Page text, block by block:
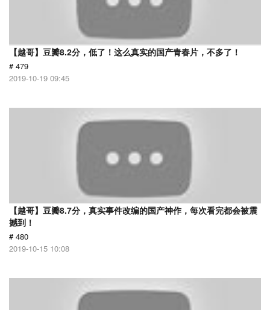
【越哥】豆瓣8.2分，低了！这么真实的国产青春片，不多了！
# 479
2019-10-19 09:45
【越哥】豆瓣8.7分，真实事件改编的国产神作，每次看完都会被震
撼到！
# 480
2019-10-15 10:08